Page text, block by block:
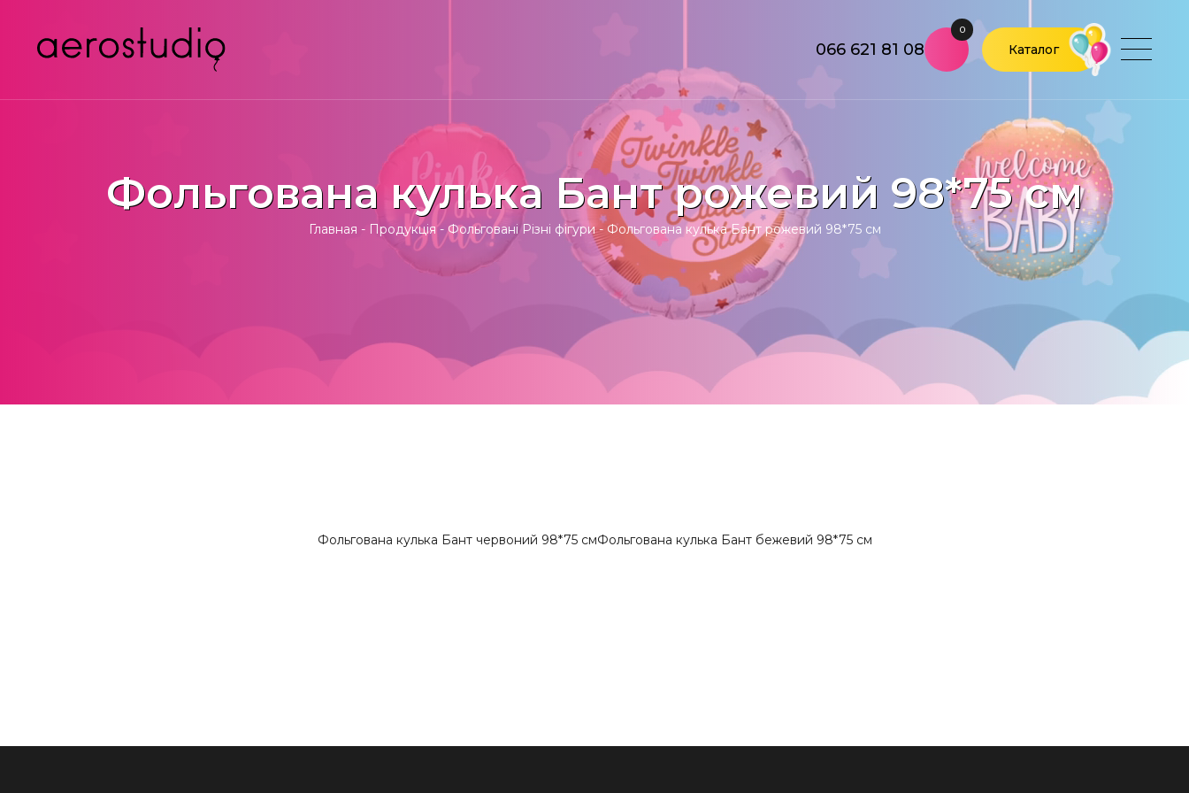
066 621 81 08
0
Каталог
Фольгована кулька Бант рожевий 98*75 см
Главная - Продукція-Фольговані Різні фігури- Фольгована кулька Бант рожевий 98*75 см
Фольгована кулька Бант червоний 98*75 смФольгована кулька Бант бежевий 98*75 см